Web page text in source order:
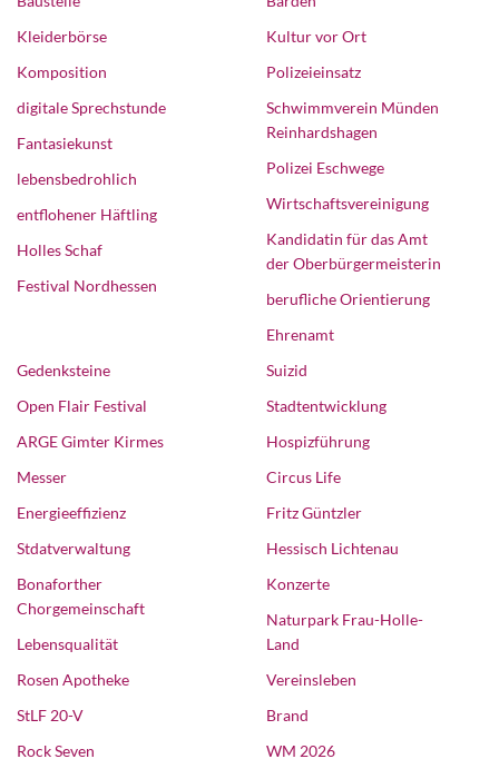
Kleiderbörse
Komposition
digitale Sprechstunde
Fantasiekunst
lebensbedrohlich
entflohener Häftling
Holles Schaf
Festival Nordhessen
Kultur vor Ort
Polizeieinsatz
Schwimmverein Münden
Reinhardshagen
Polizei Eschwege
Wirtschaftsvereinigung
Kandidatin für das Amt
der Oberbürgermeisterin
berufliche Orientierung
Ehrenamt
Gedenksteine
Open Flair Festival
ARGE Gimter Kirmes
Messer
Energieeffizienz
Stdatverwaltung
Bonaforther
Chorgemeinschaft
Lebensqualität
Rosen Apotheke
Suizid
Stadtentwicklung
Hospizführung
Circus Life
Fritz Güntzler
Hessisch Lichtenau
Konzerte
Naturpark Frau-Holle-
Land
Vereinsleben
StLF 20-V
Rock Seven
Brand
WM 2026